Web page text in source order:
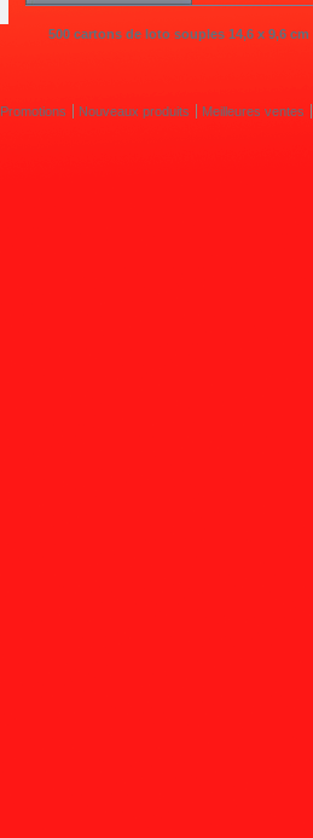
500 cartons de loto souples 14,6 x 9,6
Promotions Nouveaux produits Meilleures ventes